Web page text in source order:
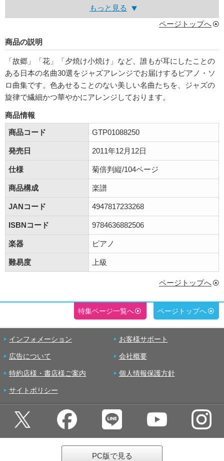
もっと見る
ページトップへ
商品の説明
「故郷」「花」「夕焼け小焼け」など、誰もが耳にしたことの
ある日本の名曲30選をジャズアレンジでお届けするピアノ・ソ
ロ曲集です。色あせることのない美しい名曲たちを、ジャズの
旋律で繊細かつ華やかにアレンジしております。
商品情報
商品コード
GTP01088250
発売日 2011年12月12日
仕様 菊倍判縦/104ページ
商品構成 楽譜
JANコード 4947817233268
ISBNコード 9784636882506
楽器 ピアノ
難易度 上級
ページトップへ
特集ページ一覧へ ページトップへ
インフォメーション お客様サポート
広告について 会社概要
特約店様・書店様ご案内 個人情報保護方針
サイトポリシー
PC版で見る